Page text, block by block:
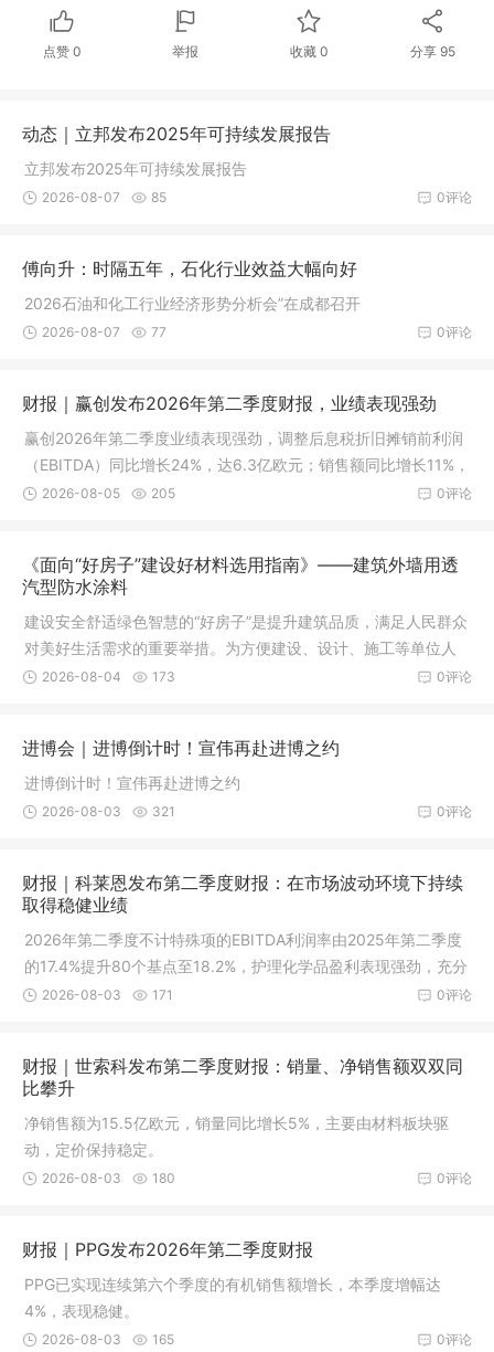
点赞 0 举报 收藏 0 分享 95
动态｜立邦发布2025年可持续发展报告​
立邦发布2025年可持续发展报告​
0评论
2026-08-07 85
傅向升：时隔五年，石化行业效益大幅向好
2026石油和化工行业经济形势分析会”在成都召开
0评论
2026-08-07 77
财报｜赢创发布2026年第二季度财报，业绩表现强劲
赢创2026年第二季度业绩表现强劲，调整后息税折旧摊销前利润
（EBITDA）同比增长24%，达6.3亿欧元；销售额同比增长11%，
销量和销售价格均提升7%。
0评论
2026-08-05 205
《面向“好房子”建设好材料选用指南》——建筑外墙用透
汽型防水涂料
建设安全舒适绿色智慧的“好房子”是提升建筑品质，满足人民群众
对美好生活需求的重要举措。为方便建设、设计、施工等单位人
员和广大人民群众了解
0评论
2026-08-04 173
进博会｜进博倒计时！宣伟再赴进博之约
进博倒计时！宣伟再赴进博之约
0评论
2026-08-03 321
财报｜科莱恩发布第二季度财报：在市场波动环境下持续
取得稳健业绩
2026年第二季度不计特殊项的EBITDA利润率由2025年第二季度
的17.4%提升80个基点至18.2%，护理化学品盈利表现强劲，充分
对冲催化剂利润率的下降
0评论
2026-08-03 171
财报｜世索科发布第二季度财报：销量、净销售额双双同
比攀升
净销售额为15.5亿欧元，销量同比增长5%，主要由材料板块驱
动，定价保持稳定。
0评论
2026-08-03 180
财报｜PPG发布2026年第二季度财报
PPG已实现连续第六个季度的有机销售额增长，本季度增幅达
4%，表现稳健。
0评论
2026-08-03 165